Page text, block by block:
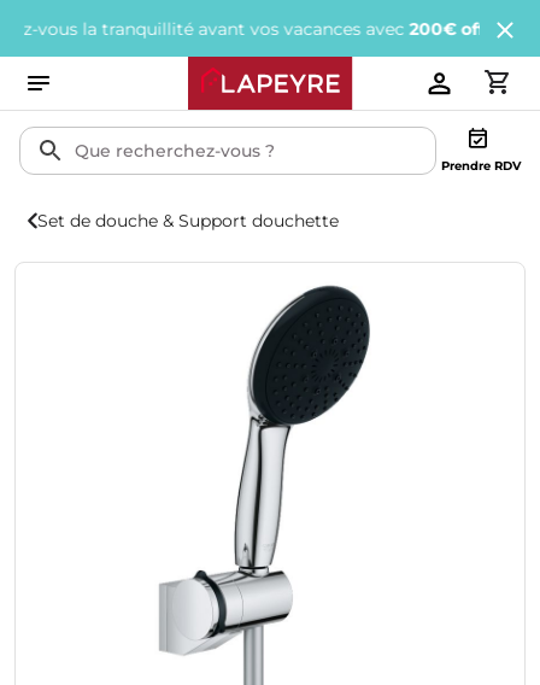
la tranquillité avant vos vacances avec200€ offertstous les
Prendre RDV
Set de douche & Support douchette